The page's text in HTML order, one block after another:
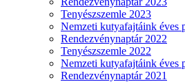
Tenyészszemle 2023
Nemzeti kutyafajtáink éves
Rendezvénynaptár 2022
Tenyészszemle 2022
Nemzeti kutyafajtáink éves
Rendezvénynaptár 2021